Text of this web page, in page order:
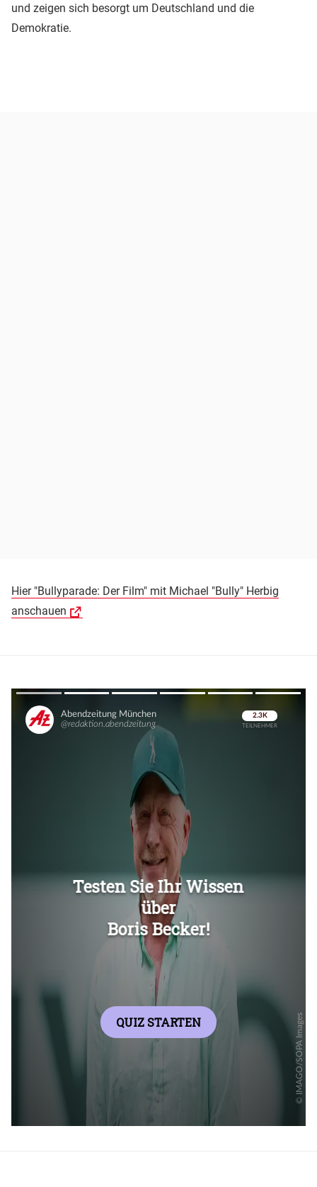
und zeigen sich besorgt um Deutschland und die
Demokratie.
Hier "Bullyparade: Der Film" mit Michael "Bully" Herbig
anschauen
Überspringen